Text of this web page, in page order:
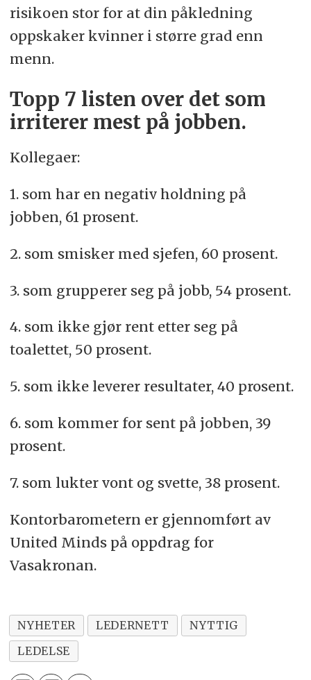
risikoen stor for at din påkledning
oppskaker kvinner i større grad enn
menn.
Topp 7 listen over det som
irriterer mest på jobben.
Kollegaer:
1. som har en negativ holdning på
jobben, 61 prosent.
2. som smisker med sjefen, 60 prosent.
3. som grupperer seg på jobb, 54 prosent.
4. som ikke gjør rent etter seg på
toalettet, 50 prosent.
5. som ikke leverer resultater, 40 prosent.
6. som kommer for sent på jobben, 39
prosent.
7. som lukter vont og svette, 38 prosent.
Kontorbarometern er gjennomført av
United Minds på oppdrag for
Vasakronan.
NYHETER LEDERNETT
NYTTIG
LEDELSE